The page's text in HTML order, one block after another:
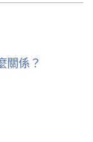
關係？